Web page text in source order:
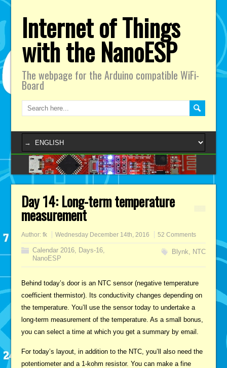
Internet of Things
with the NanoESP
The webpage for the Arduino compatible WiFi-
Board
Day 14: Long-term temperature
measurement
Author:fk Wednesday December 14th, 2016 52 Comments
Calendar 2016 Days-16
NanoESP
Blynk NTC
Behind today’s door is an NTC sensor (negative temperature
coefficient thermistor). Its conductivity changes depending on
the temperature. You’ll use the sensor today to undertake a
long-term measurement of the temperature. As a small bonus,
you can select a time at which you get a summary by email.
For today’s layout, in addition to the NTC, you’ll also need the
potentiometer and a 1-kohm resistor. You can make a fine